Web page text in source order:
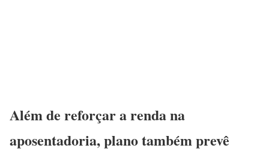
Além de reforçar a renda na
aposentadoria, plano também prevê